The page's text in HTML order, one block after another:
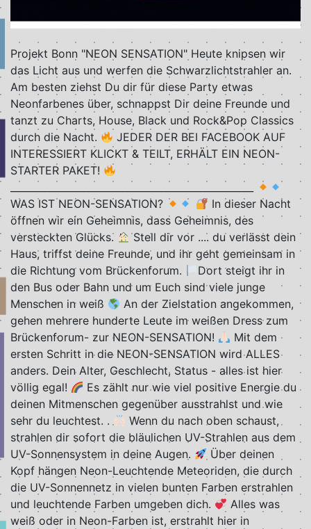
Projekt Bonn "NEON SENSATION" Heute knipsen wir
das Licht aus und werfen die Schwarzlichtstrahler an.
Am besten ziehst Du dir für diese Party etwas
Neonfarbenes über, schnappst Dir deine Freunde und
tanzt zu Charts, House, Black und Rock&Pop Classics
durch die Nacht.
JEDER DER BEI FACEBOOK AUF
INTERESSIERT KLICKT & TEILT, ERHÄLT EIN NEON-
STARTER PAKET!
__________________________________________________
WAS IST NEON-SENSATION?
In dieser Nacht
öffnen wir ein Geheimnis, dass Geheimnis, des
versteckten Glücks.
Stell dir vor .... du verlässt dein
Haus, triffst deine Freunde, und ihr geht gemeinsam in
die Richtung vom Brückenforum.
Dort steigt ihr in
den Bus oder Bahn und um Euch sind viele junge
Menschen in weiß
An der Zielstation angekommen,
gehen mehrere hunderte Leute im weißen Dress zum
Brückenforum- zur NEON-SENSATION!
Mit dem
ersten Schritt in die NEON-SENSATION wird ALLES
anders. Dein Alter, Geschlecht, Status - alles ist hier
völlig egal!
Es zählt nur wie viel positive Energie du
deinen Mitmenschen gegenüber ausstrahlst und wie
sehr du leuchtest. .
Wenn du nach oben schaust,
strahlen dir sofort die bläulichen UV-Strahlen aus dem
UV-Sonnensystem in deine Augen.
Über deinen
Kopf hängen Neon-Leuchtende Meteoriden, die durch
die UV-Sonnennetz in vielen bunten Farben erstrahlen
und leuchtende Farben umgeben dich.
Alles was
weiß oder in Neon-Farben ist, erstrahlt hier in